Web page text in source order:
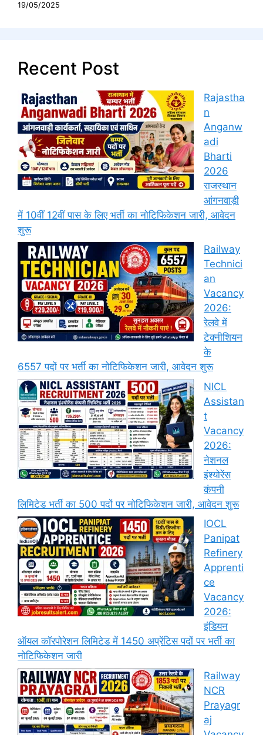
19/05/2025
Recent Post
Rajastha
n
Anganw
adi
Bharti
2026
राजस्थान
आंगनवाड़ी
में 10वीं 12वीं पास के लिए भर्ती का नोटिफिकेशन जारी, आवेदन
शुरू
Railway
Technici
an
Vacancy
2026:
रेलवे में
टेक्नीशियन
के
6557 पदों पर भर्ती का नोटिफिकेशन जारी, आवेदन शुरू
NICL
Assistan
t
Vacancy
2026:
नेशनल
इंश्योरेंस
कंपनी
लिमिटेड भर्ती का 500 पदों पर नोटिफिकेशन जारी, आवेदन शुरू
IOCL
Panipat
Refinery
Apprenti
ce
Vacancy
2026:
इंडियन
ऑयल कॉरपोरेशन लिमिटेड में 1450 अप्रेंटिस पदों पर भर्ती का
नोटिफिकेशन जारी
Railway
NCR
Prayagr
aj